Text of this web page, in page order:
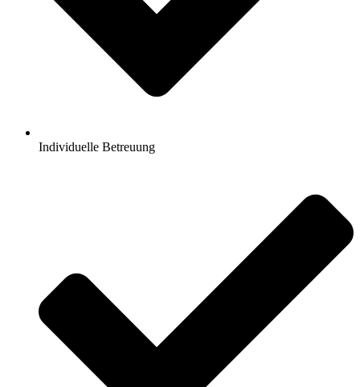
Individuelle Betreuung